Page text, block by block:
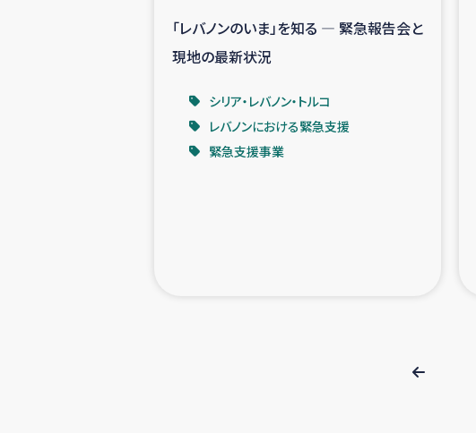
「レバノンのいま」を知る ― 緊急報告会と
現地の最新状況
シリア・レバノン・トルコ
レバノンにおける緊急支援
緊急支援事業